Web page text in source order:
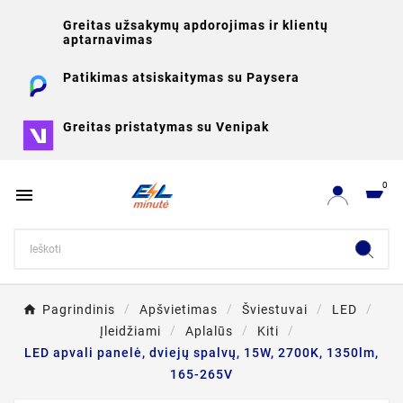
Greitas užsakymų apdorojimas ir klientų
aptarnavimas
Patikimas atsiskaitymas su Paysera
Greitas pristatymas su Venipak
 0
Pagrindinis Apšvietimas Šviestuvai
LED
Įleidžiami
Aplalūs
Kiti
LED apvali panelė, dviejų spalvų, 15W, 2700K, 1350lm,
165-265V